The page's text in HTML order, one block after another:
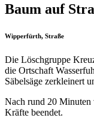
Baum auf
Wipperfürth, Straße
Die Löschgruppe
die Ortschaft
Säbelsäge zerkleinert
Nach rund 20 Minuten
Kräfte beendet.